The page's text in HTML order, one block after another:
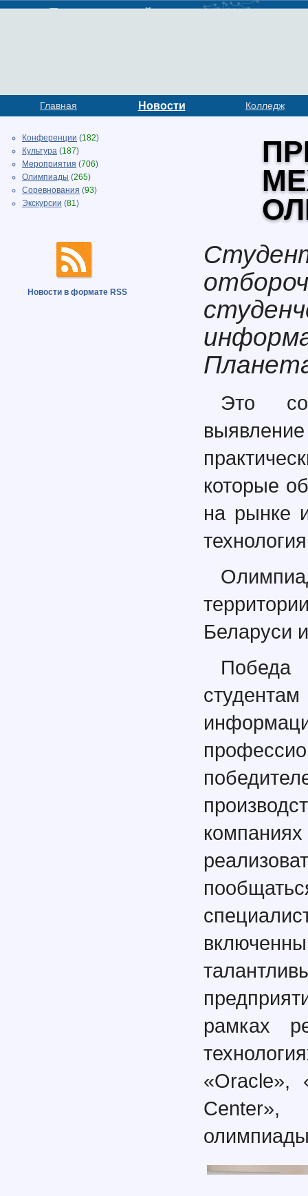
Главная Новости Колледж
Конференции (182)
Культура (187)
Мероприятия (706)
Олимпиады (265)
Соревнования (93)
Экскурсии (81)
Новости в формате RSS
Это
которые
на рынке
Беларуси
рамках
«Oracle»,
Center»,